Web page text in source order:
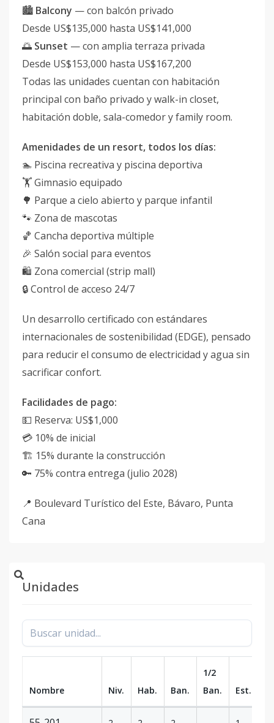
🏙️ Balcony — con balcón privado
Desde US$135,000 hasta US$141,000
🌅 Sunset — con amplia terraza privada
Desde US$153,000 hasta US$167,200
Todas las unidades cuentan con habitación
principal con baño privado y walk-in closet,
habitación doble, sala-comedor y family room.
Amenidades de un resort, todos los días:
🏊 Piscina recreativa y piscina deportiva
🏋️ Gimnasio equipado
🌳 Parque a cielo abierto y parque infantil
🐾 Zona de mascotas
🏀 Cancha deportiva múltiple
🎉 Salón social para eventos
🛍️ Zona comercial (strip mall)
🔒 Control de acceso 24/7
Un desarrollo certificado con estándares
internacionales de sostenibilidad (EDGE), pensado
para reducir el consumo de electricidad y agua sin
sacrificar confort.
Facilidades de pago:
💵 Reserva: US$1,000
💳 10% de inicial
🏗️ 15% durante la construcción
🔑 75% contra entrega (julio 2028)
📍 Boulevard Turístico del Este, Bávaro, Punta
Cana
Unidades
Nombre Niv. Hab. Ban.
1/2
Ban.
Est.